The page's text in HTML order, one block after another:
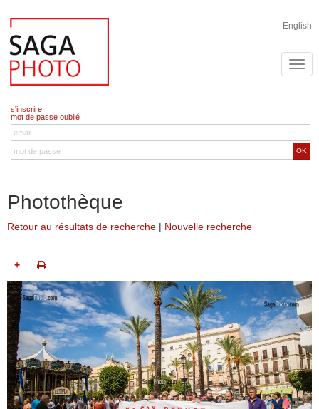
English
s'inscrire
mot de passe oublié
OK
Photothèque
Retour au résultats de recherche | Nouvelle recherche
+